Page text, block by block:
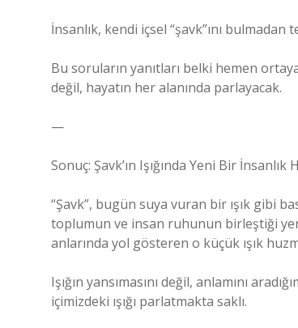
İnsanlık, kendi içsel “şavk”ını
Bu soruların yanıtları belki hemen
değil, hayatın her alanında parlayacak.
—
Sonuç: Şavk’ın Işığında Yeni Bir İnsanlık
“Şavk”, bugün suya vuran bir ışık gibi
toplumun ve insan ruhunun birleştiği
anlarında yol gösteren o küçük ışık
Işığın yansımasını değil, anlamını
içimizdeki ışığı parlatmakta saklı.